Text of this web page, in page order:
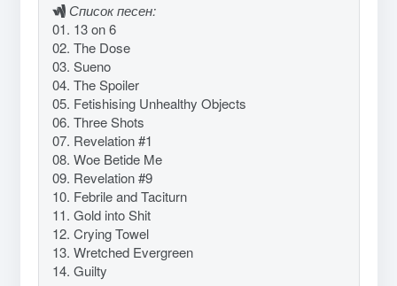
Список песен:
01. 13 on 6
02. The Dose
03. Sueno
04. The Spoiler
05. Fetishising Unhealthy Objects
06. Three Shots
07. Revelation #1
08. Woe Betide Me
09. Revelation #9
10. Febrile and Taciturn
11. Gold into Shit
12. Crying Towel
13. Wretched Evergreen
14. Guilty